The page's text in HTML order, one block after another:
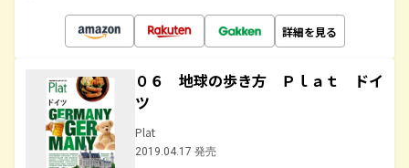
詳細を見る
０６ 地球の歩き方 Ｐｌａｔ ドイ
ツ
Plat
2019.04.17 発売